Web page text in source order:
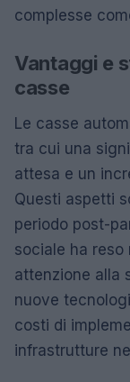
complesse
Vantaggi e
casse
Le casse
tra cui una
attesa e un
Questi aspetti
periodo post-
sociale ha reso
attenzione alla
nuove
costi di
infrastrutture